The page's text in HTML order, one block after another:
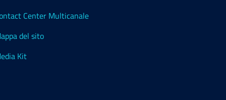
Center Multicanale
del sito
Kit